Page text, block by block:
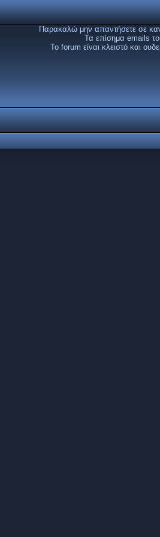
Παρακαλώ μην απαντήσετε σε
Τα επίσημα emails
Το forum είναι κλειστό και